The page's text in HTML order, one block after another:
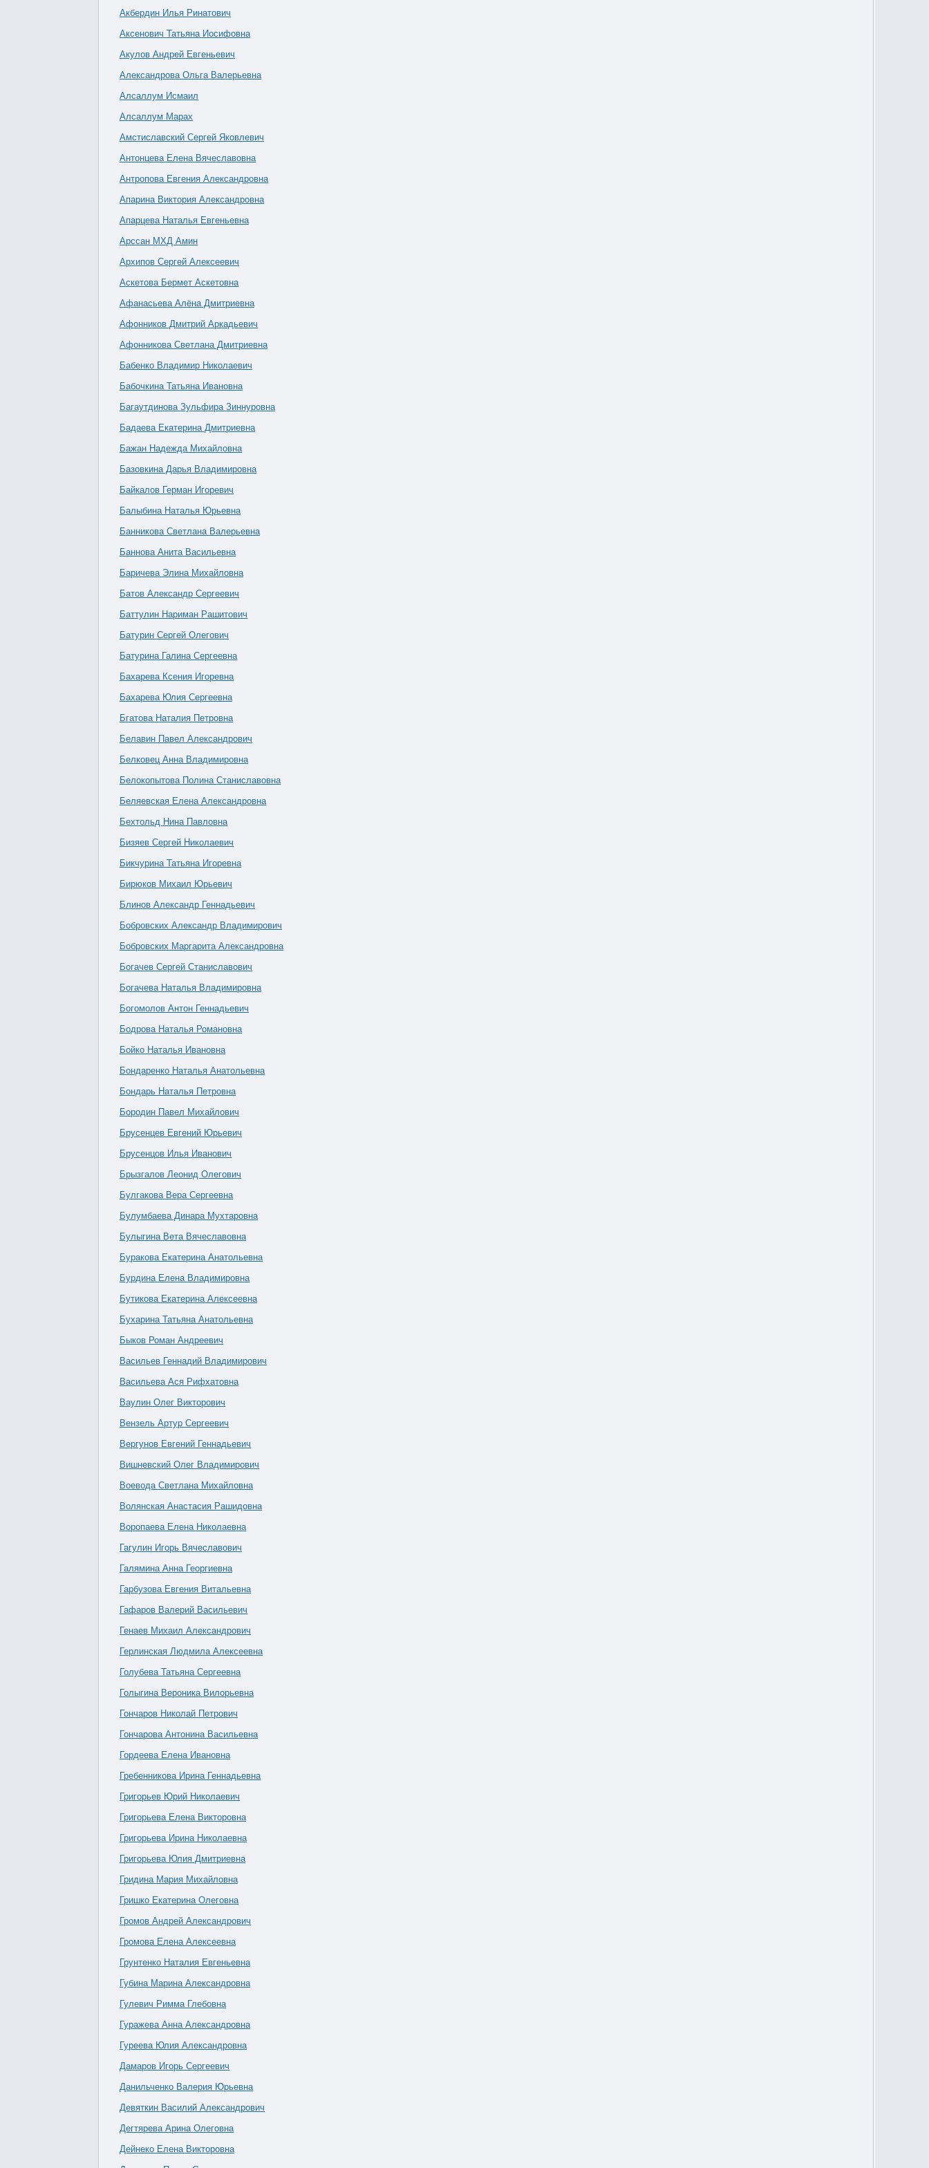
Акбердин Илья Ринатович
Аксенович Татьяна Иосифовна
Акулов Андрей Евгеньевич
Александрова Ольга Валерьевна
Алсаллум Исмаил
Алсаллум Марах
Амстиславский Сергей Яковлевич
Антонцева Елена Вячеславовна
Антропова Евгения Александровна
Апарина Виктория Александровна
Апарцева Наталья Евгеньевна
Арссан МХД Амин
Архипов Сергей Алексеевич
Аскетова Бермет Аскетовна
Афанасьева Алёна Дмитриевна
Афонников Дмитрий Аркадьевич
Афонникова Светлана Дмитриевна
Бабенко Владимир Николаевич
Бабочкина Татьяна Ивановна
Багаутдинова Зульфира Зиннуровна
Бадаева Екатерина Дмитриевна
Бажан Надежда Михайловна
Базовкина Дарья Владимировна
Байкалов Герман Игоревич
Балыбина Наталья Юрьевна
Банникова Светлана Валерьевна
Баннова Анита Васильевна
Баричева Элина Михайловна
Батов Александр Сергеевич
Баттулин Нариман Рашитович
Батурин Сергей Олегович
Батурина Галина Сергеевна
Бахарева Ксения Игоревна
Бахарева Юлия Сергеевна
Бгатова Наталия Петровна
Белавин Павел Александрович
Белковец Анна Владимировна
Белокопытова Полина Станиславовна
Беляевская Елена Александровна
Бехтольд Нина Павловна
Бизяев Сергей Николаевич
Бикчурина Татьяна Игоревна
Бирюков Михаил Юрьевич
Блинов Александр Геннадьевич
Бобровских Александр Владимирович
Бобровских Маргарита Александровна
Богачев Сергей Станиславович
Богачева Наталья Владимировна
Богомолов Антон Геннадьевич
Бодрова Наталья Романовна
Бойко Наталья Ивановна
Бондаренко Наталья Анатольевна
Бондарь Наталья Петровна
Бородин Павел Михайлович
Брусенцев Евгений Юрьевич
Брусенцов Илья Иванович
Брызгалов Леонид Олегович
Булгакова Вера Сергеевна
Булумбаева Динара Мухтаровна
Булыгина Вета Вячеславовна
Буракова Екатерина Анатольевна
Бурдина Елена Владимировна
Бутикова Екатерина Алексеевна
Бухарина Татьяна Анатольевна
Быков Роман Андреевич
Васильев Геннадий Владимирович
Васильева Ася Рифхатовна
Ваулин Олег Викторович
Вензель Артур Сергеевич
Вергунов Евгений Геннадьевич
Вишневский Олег Владимирович
Воевода Светлана Михайловна
Волянская Анастасия Рашидовна
Воропаева Елена Николаевна
Гагулин Игорь Вячеславович
Галямина Анна Георгиевна
Гарбузова Евгения Витальевна
Гафаров Валерий Васильевич
Генаев Михаил Александрович
Герлинская Людмила Алексеевна
Голубева Татьяна Сергеевна
Голыгина Вероника Вилорьевна
Гончаров Николай Петрович
Гончарова Антонина Васильевна
Гордеева Елена Ивановна
Гребенникова Ирина Геннадьевна
Григорьев Юрий Николаевич
Григорьева Елена Викторовна
Григорьева Ирина Николаевна
Григорьева Юлия Дмитриевна
Гридина Мария Михайловна
Гришко Екатерина Олеговна
Громов Андрей Александрович
Громова Елена Алексеевна
Грунтенко Наталия Евгеньевна
Губина Марина Александровна
Гулевич Римма Глебовна
Гуражева Анна Александровна
Гуреева Юлия Александровна
Дамаров Игорь Сергеевич
Данильченко Валерия Юрьевна
Девяткин Василий Александрович
Дегтярева Арина Олеговна
Дейнеко Елена Викторовна